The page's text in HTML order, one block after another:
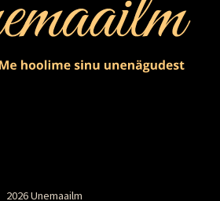
2026 Unemaailm